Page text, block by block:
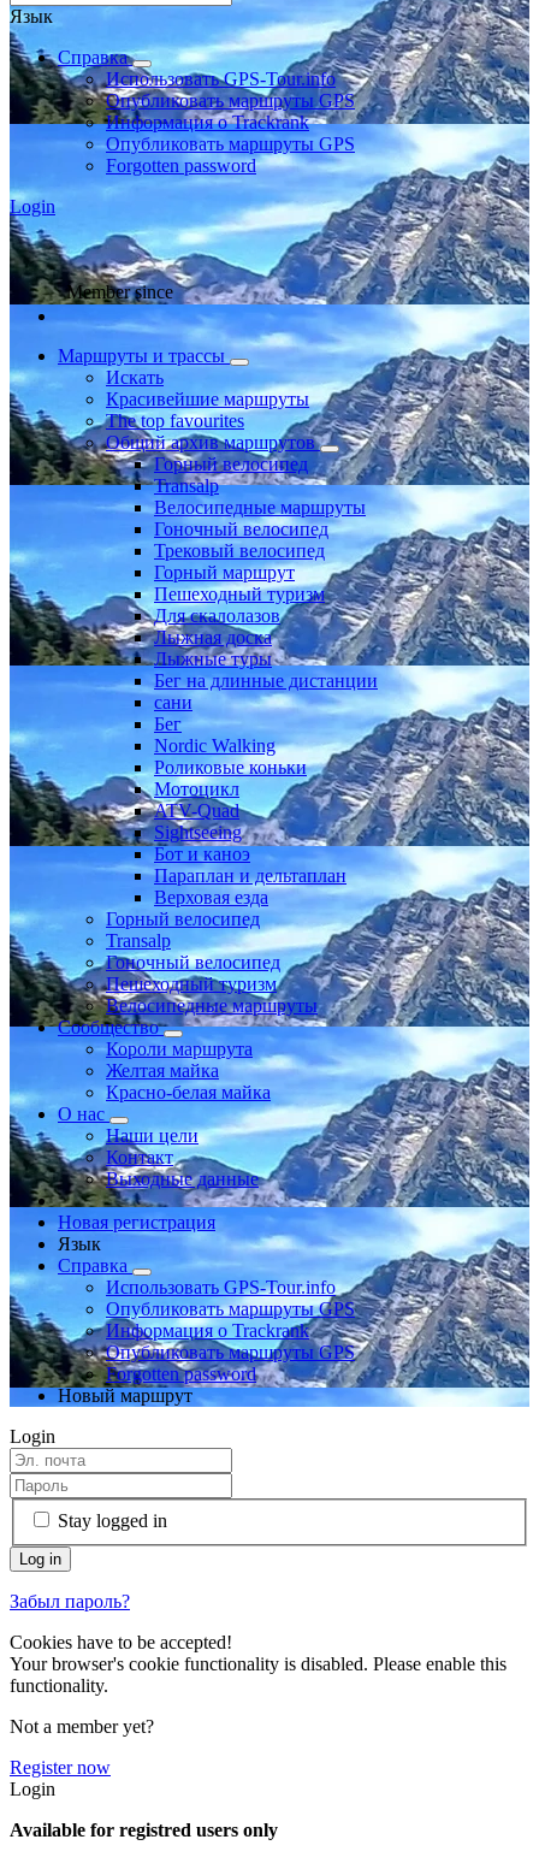
Язык
Справка
Использовать GPS-Tour.info
Опубликовать маршруты GPS
Информация о Trackrank
Опубликовать маршруты GPS
Forgotten password
Login
Member since
Маршруты и трассы
Искать
Красивейшие маршруты
The top favourites
Общий архив маршрутов
Горный велосипед
Transalp
Велосипедные маршруты
Гоночный велосипед
Трековый велосипед
Горный маршрут
Пешеходный туризм
Для скалолазов
Лыжная доска
Лыжные туры
Бег на длинные дистанции
сани
Бег
Nordic Walking
Роликовые коньки
Мотоцикл
ATV-Quad
Sightseeing
Бот и каноэ
Параплан и дельтаплан
Верховая езда
Горный велосипед
Transalp
Гоночный велосипед
Пешеходный туризм
Велосипедные маршруты
Сообщество
Короли маршрута
Желтая майка
Красно-белая майка
О нас
Наши цели
Контакт
Выходные данные
Новая регистрация
Язык
Справка
Использовать GPS-Tour.info
Опубликовать маршруты GPS
Информация о Trackrank
Опубликовать маршруты GPS
Forgotten password
Новый маршрут
Login
Stay logged in
Забыл пароль?
Cookies have to be accepted!
Your browser's cookie functionality is disabled. Please enable this
functionality.
Not a member yet?
Register now
Login
Available for registred users only